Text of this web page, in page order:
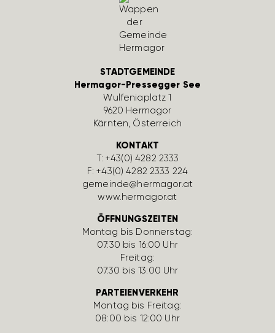
STADTGEMEINDE
Hermagor-Pressegger See
Wulfe­nia­platz 1
9620 Hermagor
Kärnten, Öster­reich
KONTAKT
T:+43(0) 4282 2333
F: +43(0) 4282 2333 224
gemeinde@hermagor.at
www.hermagor.at
ÖFFNUNGSZEITEN
Montag bis Donnerstag:
07:30 bis 16:00 Uhr
Freitag:
07:30 bis 13:00 Uhr
PARTEIENVERKEHR
Montag bis Freitag:
08:00 bis 12:00 Uhr